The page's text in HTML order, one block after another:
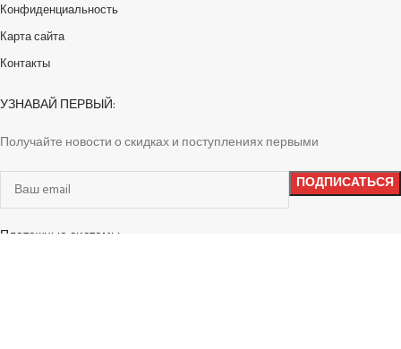
Конфиденциальность
Карта сайта
Контакты
УЗНАВАЙ ПЕРВЫЙ:
Получайте новости о скидках и поступлениях первыми
Платежные системы: